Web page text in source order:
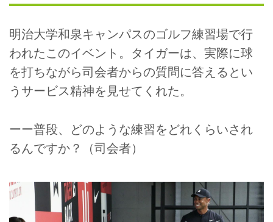
明治大学和泉キャンパスのゴルフ練習場で行
われたこのイベント。タイガーは、実際に球
を打ちながら司会者からの質問に答えるとい
うサービス精神を見せてくれた。
ーー普段、どのような練習をどれくらいされ
るんですか？（司会者）